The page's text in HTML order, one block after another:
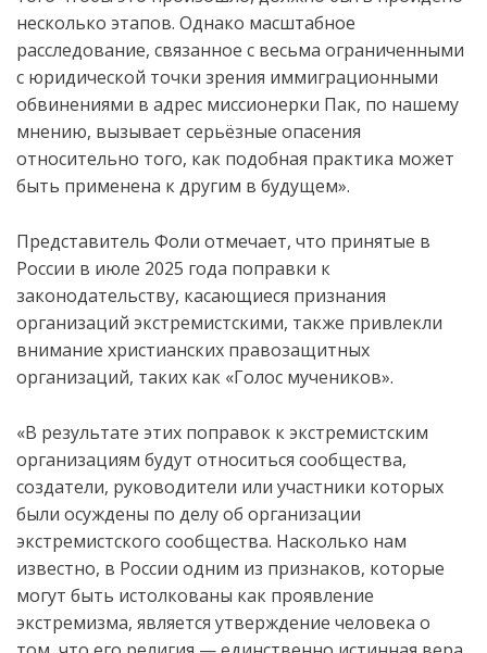
несколько этапов. Однако масштабное
расследование, связанное с весьма ограниченными
с юридической точки зрения иммиграционными
обвинениями в адрес миссионерки Пак, по нашему
мнению, вызывает серьёзные опасения
относительно того, как подобная практика может
быть применена к другим в будущем».
Представитель Фоли отмечает, что принятые в
России в июле 2025 года поправки к
законодательству, касающиеся признания
организаций экстремистскими, также привлекли
внимание христианских правозащитных
организаций, таких как «Голос мучеников».
«В результате этих поправок к экстремистским
организациям будут относиться сообщества,
создатели, руководители или участники которых
были осуждены по делу об организации
экстремистского сообщества. Насколько нам
известно, в России одним из признаков, которые
могут быть истолкованы как проявление
экстремизма, является утверждение человека о